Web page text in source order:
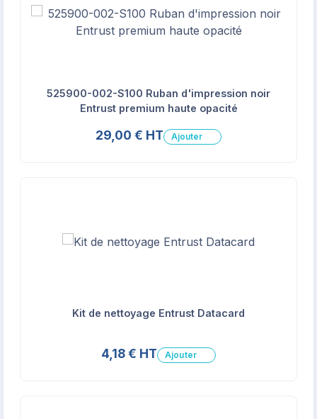
525900-002-S100 Ruban d'impression noir
Entrust premium haute opacité
29,00 € HT Ajouter
Kit de nettoyage Entrust Datacard
4,18 € HT Ajouter